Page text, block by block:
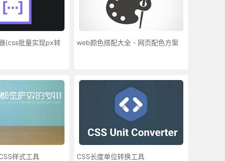
(css批量实现px转
web颜色搭配大全 - 网页配色方案
样式工具 CSS长度单位转换工具